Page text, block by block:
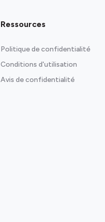
Ressources
Politique de confidentialité
Conditions d'utilisation
Avis de confidentialité